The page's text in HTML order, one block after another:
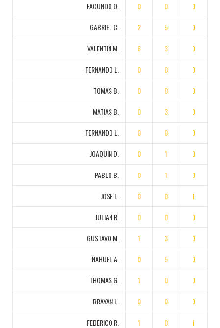
FACUNDO O. 0 0 0
GABRIEL C. 2 5 0
VALENTIN M. 6 3 0
FERNANDO L. 0 0 0
TOMAS B. 0 0 0
MATIAS B. 0 3 0
FERNANDO L. 0 0 0
JOAQUIN D. 0 1 0
PABLO B. 0 1 0
JOSE L. 0 0 1
JULIAN R. 0 0 0
GUSTAVO M. 1 3 0
NAHUEL A. 0 5 0
THOMAS G. 1 0 0
BRAYAN L. 0 0 0
FEDERICO R. 1 0 1